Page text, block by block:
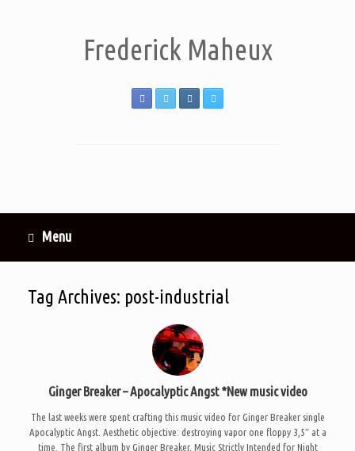
Frederick Maheux
Menu
Tag Archives: post-industrial
Ginger Breaker – Apocalyptic Angst *New music video
The last weeks were spent crafting this music video for Ginger Breaker single
Apocalyptic Angst. Aesthetic objective: destroying vapor one floppy 3,5″ at a
time. The first album by Ginger Breaker, Music Strictly Intended for Night